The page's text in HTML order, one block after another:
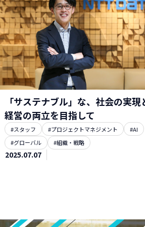
「サステナブル」な、社会の実現
経営の両立を目指して
#スタッフ #プロジェクトマネジメント
#AI
#グローバル
#組織・戦略
2025.07.07